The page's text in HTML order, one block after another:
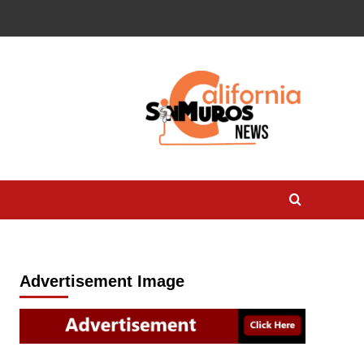
Advertisement Image